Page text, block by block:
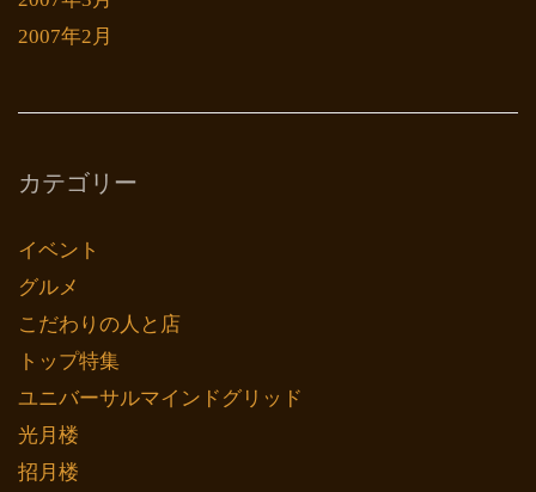
2007年2月
カテゴリー
イベント
グルメ
こだわりの人と店
トップ特集
ユニバーサルマインドグリッド
光月楼
招月楼